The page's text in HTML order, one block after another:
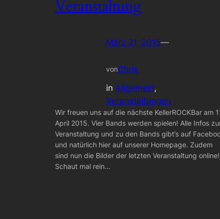
Veranstaltung
März 21, 2015—
vonChris
in Allgemein
Veranstaltungen
Wir freuen uns auf die nächste KellerROCKBar am
April 2015. Vier Bands werden spielen! Alle Infos
Veranstaltung und zu den Bands gibt’s auf
und natürlich hier auf unserer Homepage. Zudem
sind nun die Bilder der letzten Veranstaltung online!
Schaut mal rein…